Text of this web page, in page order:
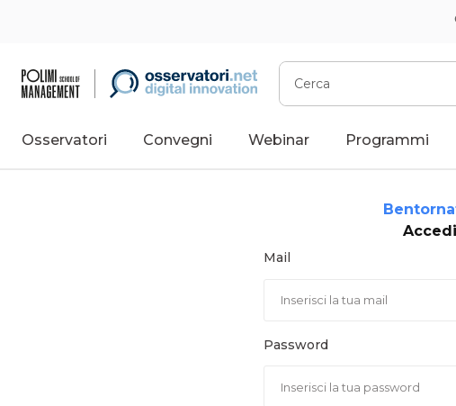
Cerca
Osservatori Convegni Webinar Programmi
Accedi
Mail
Password